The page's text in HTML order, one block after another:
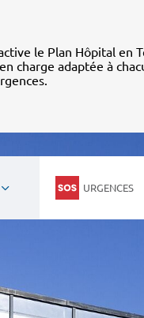
le Plan Hôpital en
charge adaptée à
URGENCES